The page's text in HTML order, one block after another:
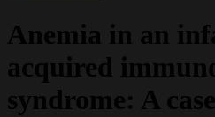
Anemia in an
acquired
syndrome: A